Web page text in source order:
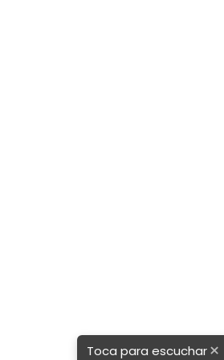
Toca para escuchar×